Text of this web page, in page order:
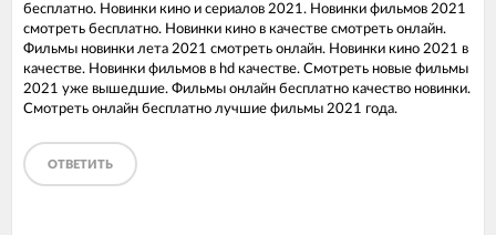
бесплатно. Новинки кино и сериалов 2021. Новинки фильмов 2021
смотреть бесплатно. Новинки кино в качестве смотреть онлайн.
Фильмы новинки лета 2021 смотреть онлайн. Новинки кино 2021 в
качестве. Новинки фильмов в hd качестве. Смотреть новые фильмы
2021 уже вышедшие. Фильмы онлайн бесплатно качество новинки.
Смотреть онлайн бесплатно лучшие фильмы 2021 года.
ОТВЕТИТЬ